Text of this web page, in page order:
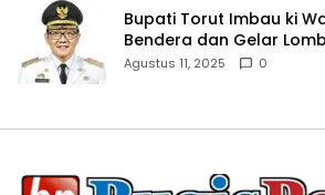
Bupati Torut Imbau ki
Bendera dan Gelar
Agustus 11, 2025 0